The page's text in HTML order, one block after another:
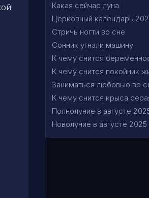
Какая сейчас луна
Церковный календарь
Стричь ногти во сне
Сонник угнали машину
К чему снится
К чему снится покойник
Заниматься любовью во
К чему снится крыса
Полнолуние в августе
Новолуние в августе 2025